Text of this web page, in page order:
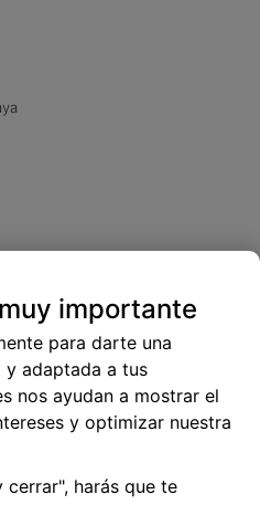
importante
para darte una
y adaptada a tus
nos ayudan a mostrar el
y optimizar nuestra
harás que te